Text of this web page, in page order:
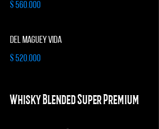
$ 560.000
DEL MAGUEY VIDA
$ 520.000
Whisky Blended Super Premium